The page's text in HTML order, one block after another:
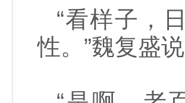
“看样子，
性。”魏复盛说